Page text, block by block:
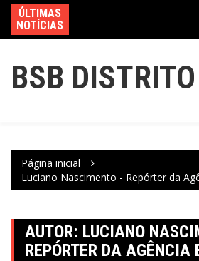
ÚLTIMAS
NOTÍCIAS
BSB DISTRITO
Página inicial
Luciano Nascimento - Repórter da
AUTOR: LUCIANO
REPÓRTER DA AGÊNCIA